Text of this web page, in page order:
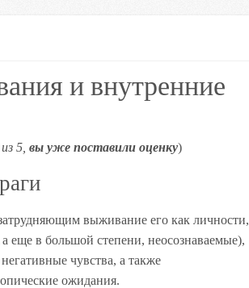
и внутренние
из 5, вы уже поставили оценку)
выживание его как личности,
а еще в большой степени, неосознаваемые),
чувства, а также
ожидания.